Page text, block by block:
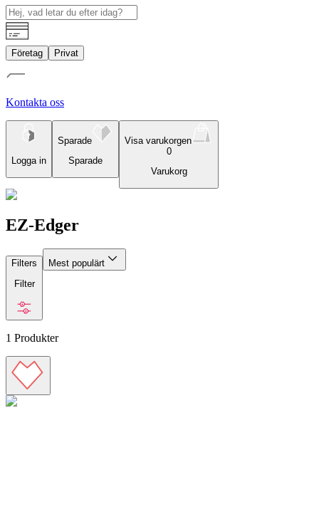
Företag Privat
Kontakta oss
Logga in
Sparade
Sparade
Visa varukorgen
0
Varukorg
EZ-Edger
Filters
Filter
Mest populärt
1 Produkter